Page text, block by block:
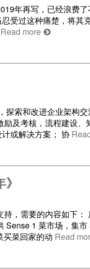
年再写，已经浪费
受过这种痛楚，将其
Read more
索和改进企业架构
及考核，流程建设
或解决方案； 协
，需要的内容如下
1 菜市场，集
买菜回家的动 Read